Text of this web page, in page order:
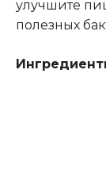
улучшите
полезных